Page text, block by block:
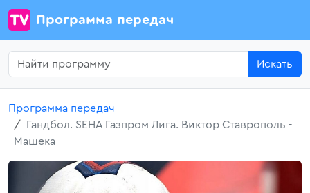
Программа передач
Искать
Программа передач
Гандбол. SEHA Газпром Лига. Виктор Ставрополь -
Машека